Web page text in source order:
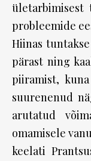
ületarbimisest
probleemide
Hiinas
pärast ning
piiramist,
suurenenud
arutatud
omamisele
keelati